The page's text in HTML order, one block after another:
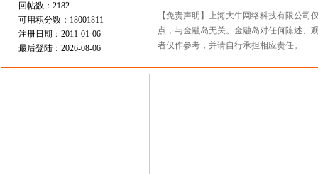
回帖数：2182
可用积分数：18001811
注册日期：2011-01-06
最后登陆：2026-08-06
【免责声明】上海大牛网络科技有限公
点，与金融岛无关。金融岛对任何陈述、
者仅作参考，并请自行承担相应责任。